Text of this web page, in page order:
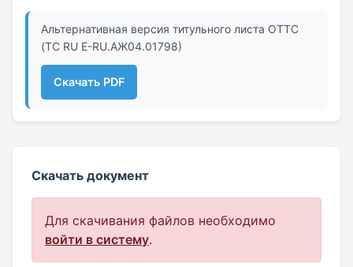
Альтернативная версия титульного листа ОТТС
(ТС RU Е-RU.АЖ04.01798)
Скачать PDF
Скачать документ
Для скачивания файлов необходимо
войти в систему.